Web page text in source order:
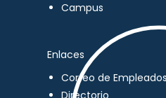
Campus
Enlaces
Correo de
Directorio